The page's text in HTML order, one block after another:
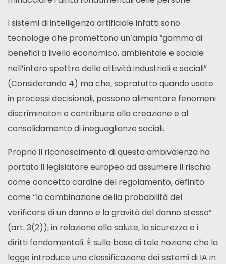
I sistemi di intelligenza artificiale infatti sono
tecnologie che promettono un’ampia “gamma di
benefici a livello economico, ambientale e sociale
nell’intero spettro delle attività industriali e sociali”
(Considerando 4) ma che, sopratutto quando usate
in processi decisionali, possono alimentare fenomeni
discriminatori o contribuire alla creazione e al
consolidamento di ineguaglianze sociali.
Proprio il riconoscimento di questa ambivalenza ha
portato il legislatore europeo ad assumere il rischio
come concetto cardine del regolamento, definito
come “la combinazione della probabilità del
verificarsi di un danno e la gravità del danno stesso”
(art. 3(2)), in relazione alla salute, la sicurezza e i
diritti fondamentali. È sulla base di tale nozione che la
legge introduce una classificazione dei sistemi di IA in